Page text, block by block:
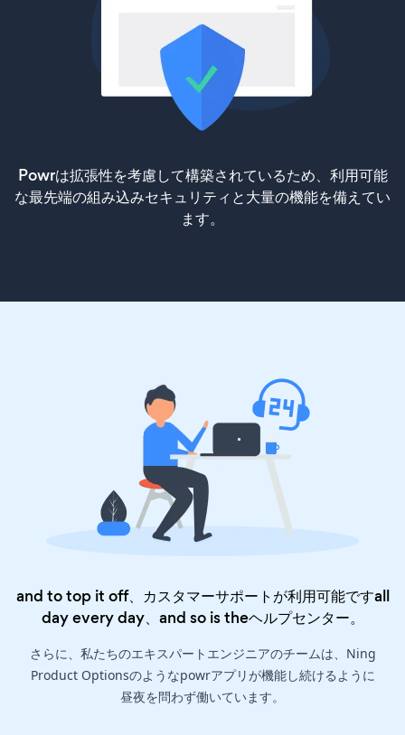
Powrは拡張性を考慮して構築されているため、利用可能
な最先端の組み込みセキュリティと大量の機能を備えてい
ます。
and to top it off、カスタマーサポートが利用可能ですall
day every day、and so is theヘルプセンター。
さらに、私たちのエキスパートエンジニアのチームは、Ning
Product Optionsのようなpowrアプリが機能し続けるように
昼夜を問わず働いています。